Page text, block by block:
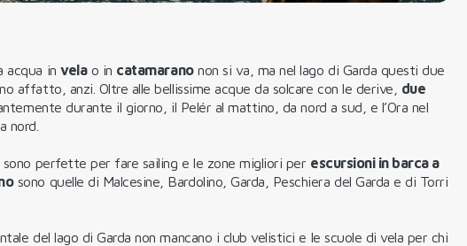
acqua in vela o in catamarano non si va, ma nel lago di Garda questi due
affatto, anzi. Oltre alle bellissime acque da solcare con le derive,
due
durante il giorno, il Pelér al mattino, da nord a sud, e l’Ora nel
nord.
sono perfette per fare sailing e le zone migliori per escursioni in barca a
sono quelle di Malcesine, Bardolino, Garda, Peschiera del Garda e di Torri
del lago di Garda non mancano i club velistici e le scuole di vela per chi